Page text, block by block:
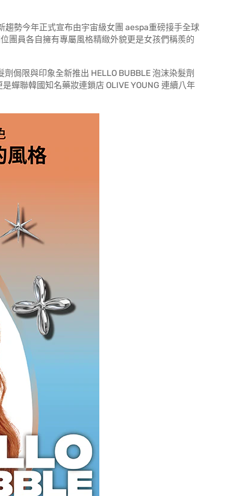
趨勢今年正式宣布由宇宙級女團 aespa重磅接手全球
團員各自擁有專屬風格精緻外貌更是女孩們稱羨的
侷限與印象全新推出 HELLO BUBBLE 泡沫染髮劑
蟬聯韓國知名藥妝連鎖店 OLIVE YOUNG 連續八年